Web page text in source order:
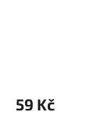
je
59 Kč